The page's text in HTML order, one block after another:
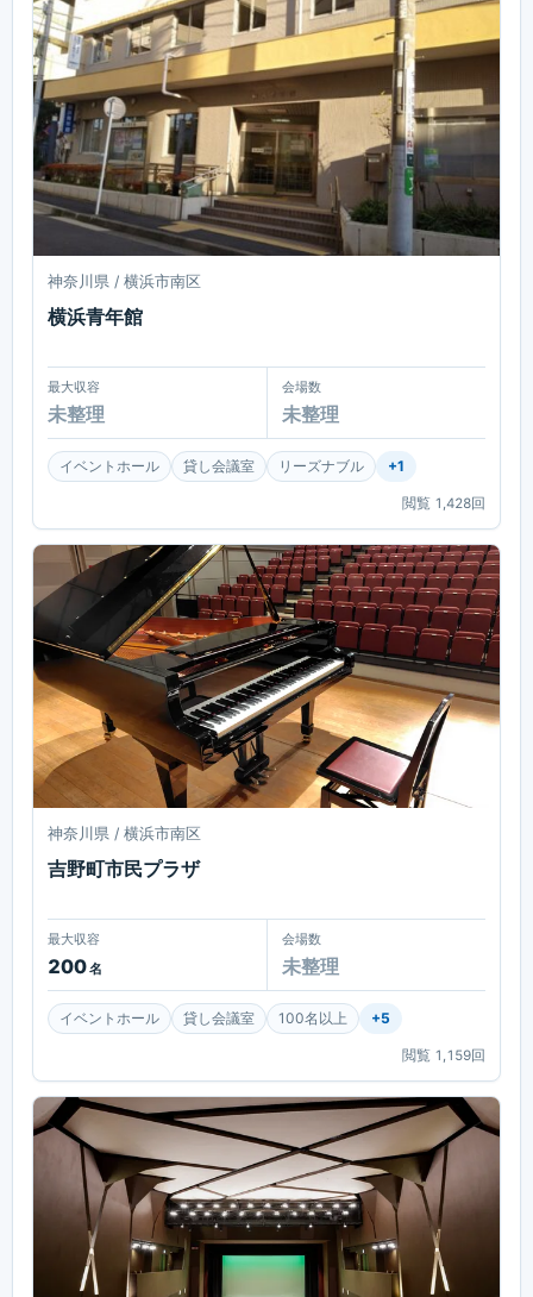
神奈川県 / 横浜市南区
横浜青年館
最大収容
未整理
会場数
未整理
イベントホール 貸し会議室 リーズナブル +1
閲覧 1,428回
神奈川県 / 横浜市南区
吉野町市民プラザ
最大収容
200名
会場数
未整理
イベントホール 貸し会議室 100名以上 +5
閲覧 1,159回